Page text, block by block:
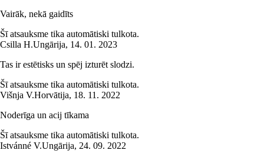
Vairāk, nekā gaidīts
Šī atsauksme tika automātiski tulkota.
Csilla H.Ungārija, 14. 01. 2023
Tas ir estētisks un spēj izturēt slodzi.
Šī atsauksme tika automātiski tulkota.
Višnja V.Horvātija, 18. 11. 2022
Noderīga un acij tīkama
Šī atsauksme tika automātiski tulkota.
Istvánné V.Ungārija, 24. 09. 2022